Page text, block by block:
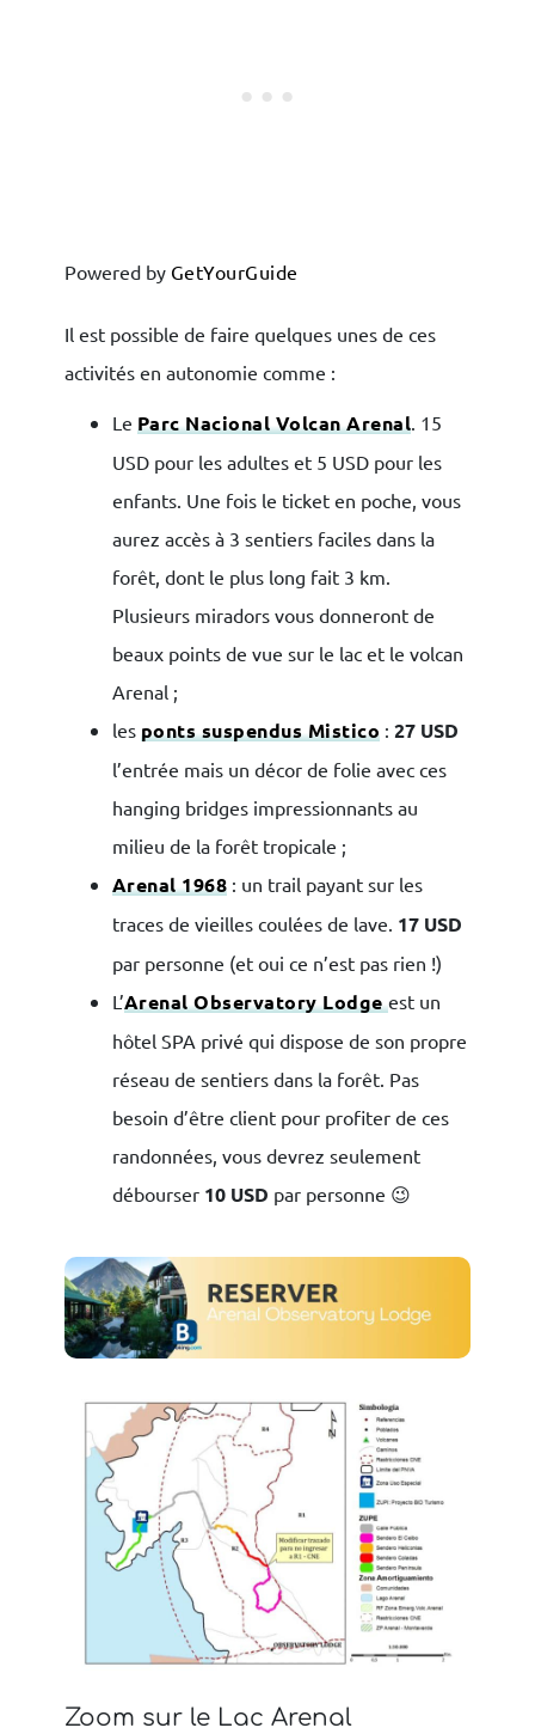
Powered by GetYourGuide
Il est possible de faire quelques unes de ces
activités en autonomie comme :
Le Parc Nacional Volcan Arenal . 15
USD pour les adultes et 5 USD pour les
enfants. Une fois le ticket en poche, vous
aurez accès à 3 sentiers faciles dans la
forêt, dont le plus long fait 3 km.
Plusieurs miradors vous donneront de
beaux points de vue sur le lac et le volcan
Arenal ;
les ponts suspendus Mistico :27 USD
l’entrée mais un décor de folie avec ces
hanging bridges impressionnants au
milieu de la forêt tropicale ;
Arenal 1968 : un trail payant sur les
traces de vieilles coulées de lave. 17 USD
par personne (et oui ce n’est pas rien !)
L’Arenal Observatory Lodge est un
hôtel SPA privé qui dispose de son propre
réseau de sentiers dans la forêt. Pas
besoin d’être client pour profiter de ces
randonnées, vous devrez seulement
débourser 10 USD par personne 😉
Zoom sur le Lac Arenal